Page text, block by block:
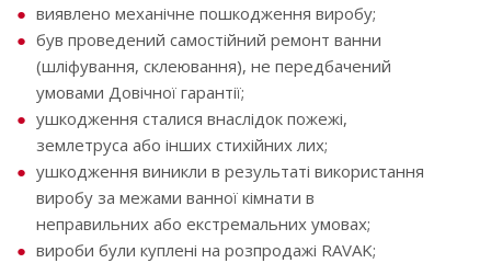
виявлено механічне пошкодження виробу;
був проведений самостійний ремонт ванни
(шліфування, склеювання), не передбачений
умовами Довічної гарантії;
ушкодження сталися внаслідок пожежі,
землетруса або інших стихійних лих;
ушкодження виникли в результаті використання
виробу за межами ванної кімнати в
неправильних або екстремальних умовах;
вироби були куплені на розпродажі RAVAK;